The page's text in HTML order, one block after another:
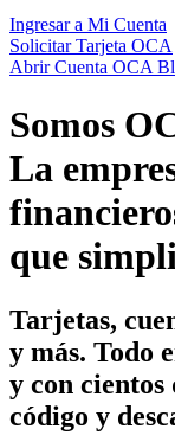
Ingresar a Mi Cuenta
Solicitar Tarjeta OCA
Abrir Cuenta OCA
Somos
La
que
Tarjetas,
y más. Todo
y con cientos
código y